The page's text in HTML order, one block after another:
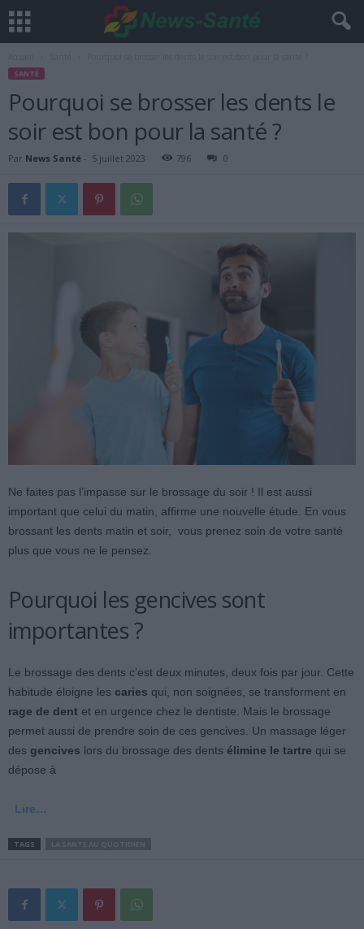
SANTÉ
Pourquoi se brosser les dents le
soir est bon pour la santé ?
Par News Santé - 5 juillet 2023 796 0
Ne faites pas l’impasse sur le brossage du soir ! Il est aussi
important que celui du matin, affirme une nouvelle étude. En vous
brossant les dents matin et soir, vous prenez soin de votre santé
plus que vous ne le pensez.
Pourquoi les gencives sont
importantes ?
Le brossage des dents c’est deux minutes, deux fois par jour. Cette
habitude éloigne les caries qui, non soignées, se transforment en
rage de dent et en urgence chez le dentiste. Mais le brossage
permet aussi de prendre soin de ces gencives. Un massage léger
des gencives lors du brossage des dents élimine le tartre qui se
dépose à
Lire…
TAGS